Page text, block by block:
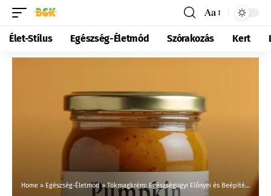
Aa
Élet-Stílus Egészség-Életmód Szórakozás Kert
Home » Egészség-Életmód» Tökmagkrém: Egészségügyi Előnyei és Beépítése az Étrendbe